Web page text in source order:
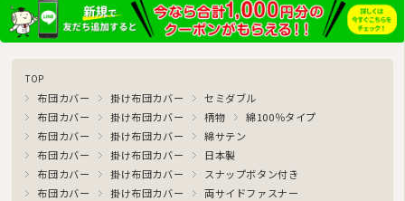
TOP
布団カバー 掛け布団カバー
セミダブル
布団カバー
掛け布団カバー 柄物
綿100％タイプ
布団カバー
掛け布団カバー
綿サテン
布団カバー
掛け布団カバー
日本製
布団カバー
掛け布団カバー
スナップボタン付き
布団カバー
掛け布団カバー
両サイドファスナー
布団カバー
ベビー・ジュニア用寝具
こたつ布団
マルチカバー・クロス
座布団・クッション
ラグマット・カーペット